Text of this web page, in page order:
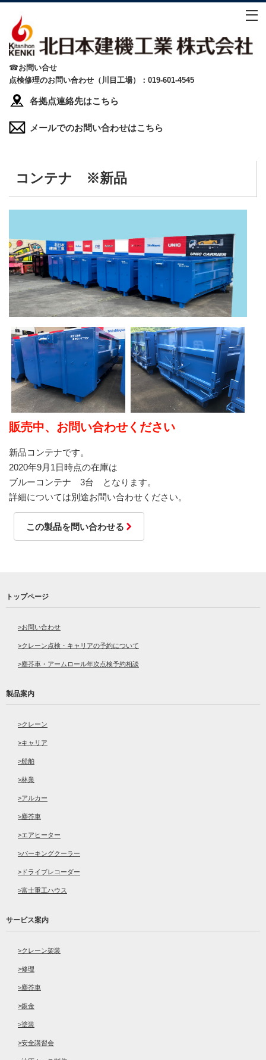
☎お問い合せ
点検修理のお問い合わせ（川目工場）：019-601-4545
各拠点連絡先はこちら
メールでのお問い合わせはこちら
コンテナ ※新品
販売中、お問い合わせください
新品コンテナです。
2020年9月1日時点の在庫は
ブルーコンテナ 3台 となります。
詳細については別途お問い合わせください。
この製品を問い合わせる
トップページ
お問い合わせ
クレーン点検・キャリアの予約について
塵芥車・アームロール年次点検予約相談
製品案内
クレーン
キャリア
船舶
林業
アルカー
塵芥車
エアヒーター
パーキングクーラー
ドライブレコーダー
富士重工ハウス
サービス案内
クレーン架装
修理
塵芥車
鈑金
塗装
安全講習会